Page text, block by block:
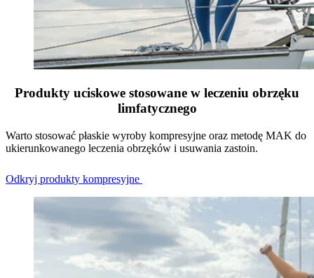
Produkty uciskowe stosowane w leczeniu obrzęku
limfatycznego
Warto stosować płaskie wyroby kompresyjne oraz metodę MAK do
ukierunkowanego leczenia obrzęków i usuwania zastoin.
Odkryj produkty kompresyjne